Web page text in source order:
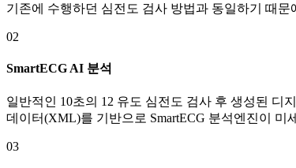
기존에 수행하던 심전도 검사 방법과 동일하기 때
02
SmartECG AI 분석
일반적인 10초의 12 유도 심전도 검사 후 생성된 디
데이터(XML)를 기반으로 SmartECG 분석엔진이 미
03